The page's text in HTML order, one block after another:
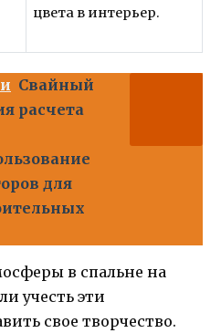
цвета в интерьер.
Свайный
расчета
для
в спальне на
учесть эти
свое творчество.